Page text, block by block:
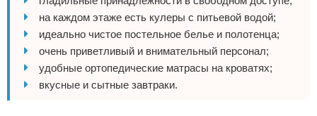
на каждом этаже есть кулеры с питьевой водой;
идеально чистое постельное белье и полотенца;
очень приветливый и внимательный персонал;
удобные ортопедические матрасы на кроватях;
вкусные и сытные завтраки.